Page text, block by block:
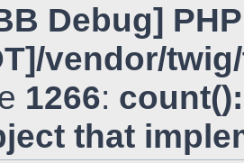
Debug]
vendor/
1266:
that